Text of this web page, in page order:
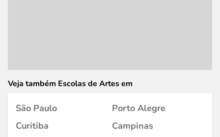
Veja também Escolas de Artes em
São Paulo
Porto Alegre
Curitiba
Campinas